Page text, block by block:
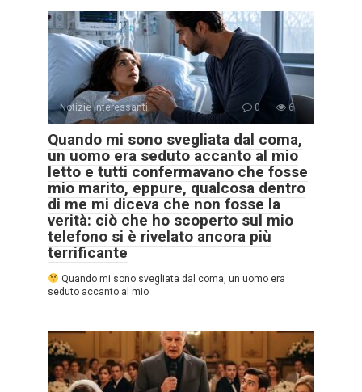
Notizie interessanti 0 6
Quando mi sono svegliata dal coma,
un uomo era seduto accanto al mio
letto e tutti confermavano che fosse
mio marito, eppure, qualcosa dentro
di me mi diceva che non fosse la
verità: ciò che ho scoperto sul mio
telefono si è rivelato ancora più
terrificante
Quando mi sono svegliata dal coma, un uomo era
seduto accanto al mio